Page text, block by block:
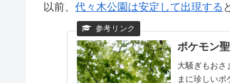
以前、 代々木公園は安定して出現する
ポケモン
大騒ぎもおさ
まに珍しいポ